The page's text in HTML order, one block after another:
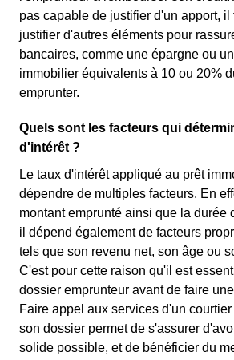
pas capable de justifier d'un apport,
justifier d'autres éléments pour
bancaires, comme une épargne ou
immobilier équivalents à 10 ou 20%
emprunter.
Quels sont les facteurs qui
d'intérêt ?
Le taux d'intérêt appliqué au prêt
dépendre de multiples facteurs. En
montant emprunté ainsi que la durée
il dépend également de facteurs
tels que son revenu net, son âge ou
C'est pour cette raison qu'il est
dossier emprunteur avant de faire
Faire appel aux services d'un
son dossier permet de s'assurer
solide possible, et de bénéficier du